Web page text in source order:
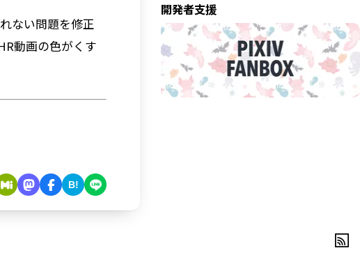
ない問題を修正
動画の色がくす
B!
開発者支援